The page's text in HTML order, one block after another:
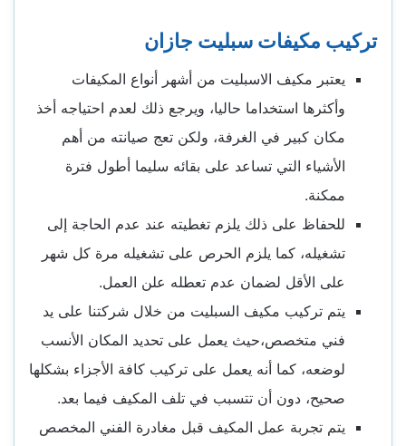
تركيب مكيفات سبليت جازان
يعتبر مكيف الاسبليت من أشهر أنواع المكيفات
وأكثرها استخداما حاليا، ويرجع ذلك لعدم احتياجه أخذ
مكان كبير في الغرفة، ولكن تعج صيانته من أهم
الأشياء التي تساعد على بقائه سليما أطول فترة
ممكنة.
للحفاظ على ذلك يلزم تغطيته عند عدم الحاجة إلى
تشغيله، كما يلزم الحرص على تشغيله مرة كل شهر
على الأقل لضمان عدم تعطله علن العمل.
يتم تركيب مكيف السبليت من خلال شركتنا على يد
فني متخصص،حيث يعمل على تحديد المكان الأنسب
لوضعه، كما أنه يعمل على تركيب كافة الأجزاء بشكلها
صحيح، دون أن تتسبب في تلف المكيف فيما بعد.
يتم تجربة عمل المكيف قبل مغادرة الفني المخصص